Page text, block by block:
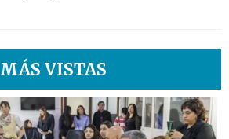
MÁS VISTAS
1